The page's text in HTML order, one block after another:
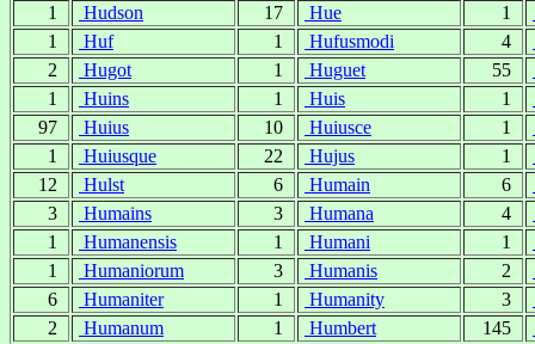
1 Hudson 17 Hue 1
1
Huf 1 Hufusmodi 4
2
Hugot 1 Huguet 55
1
Huins 1 Huis 1
97
Huius 10 Huiusce 1
1
Huiusque 22 Hujus 1
12
Hulst 6 Humain 6
3
Humains 3 Humana 4
1
Humanensis 1 Humani 1
1
Humaniorum 3 Humanis 2
6
Humaniter 1 Humanity 3
2
Humanum 1 Humbert 145